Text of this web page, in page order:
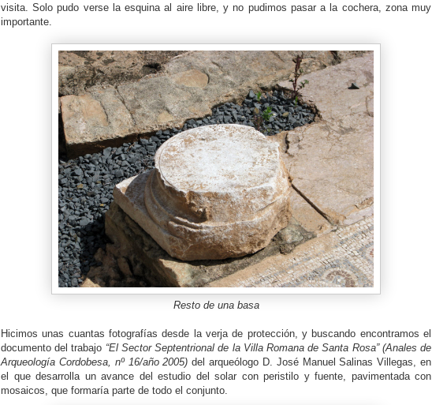
visita. Solo pudo verse la esquina al aire libre, y no pudimos pasar a la cochera, zona muy
importante.
Resto de una basa
Hicimos unas cuantas fotografías desde la verja de protección, y buscando encontramos el
documento del trabajo “El Sector Septentrional de la Villa Romana de Santa Rosa” (Anales de
Arqueología Cordobesa, nº 16/año 2005) del arqueólogo D. José Manuel Salinas Villegas, en
el que desarrolla un avance del estudio del solar con peristilo y fuente, pavimentada con
mosaicos, que formaría parte de todo el conjunto.